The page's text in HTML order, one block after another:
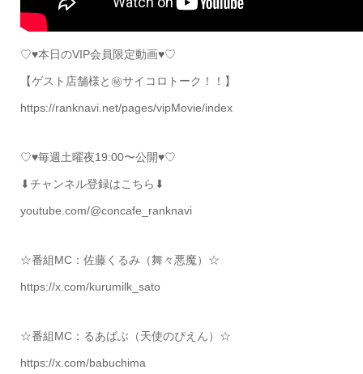
♡♥本日のVIP会員限定動画♥♡
【ゲスト店舗様と㊙サイコロトーク！！】
https://ranknavi.net/pages/vipMovie/index
♡♥毎週土曜夜19:00〜公開♥♡
⬇チャンネル登録はこちら⬇
youtube.com/@concafe_ranknavi
☆番組MC：佐藤くるみ（舞々悪魔）☆
https://x.com/kurumilk_sato
☆番組MC：るあばぶ（天使のぴえん）☆
https://x.com/babuchima